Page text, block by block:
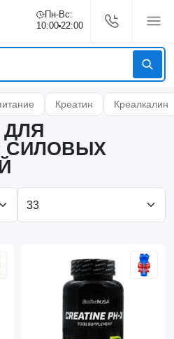
Пн-Вс:
10:00 22:00
Креатин Креалкалин
ДЛЯ
СИЛОВЫХ